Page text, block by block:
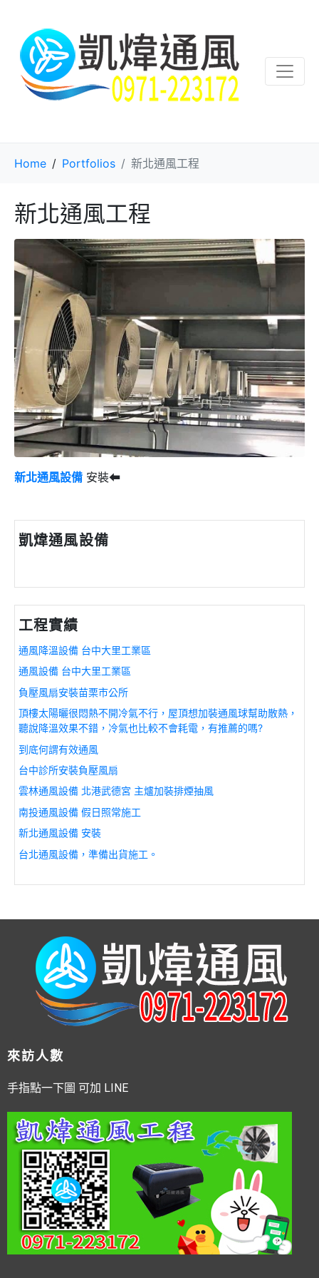
Home Portfolios 新北通風工程
新北通風工程
新北通風設備 安裝⬅
凱煒通風設備
工程實績
通風降溫設備 台中大里工業區
通風設備 台中大里工業區
負壓風扇安裝苗栗市公所
頂樓太陽曬很悶熱不開冷氣不行，屋頂想加裝通風球幫助散熱，
聽說降溫效果不錯，冷氣也比較不會耗電，有推薦的嗎?
到底何謂有效通風
台中診所安裝負壓風扇
雲林通風設備 北港武德宮 主爐加裝排煙抽風
南投通風設備 假日照常施工
新北通風設備 安裝
台北通風設備，準備出貨施工。
來訪人數
手指點一下圖 可加 LINE